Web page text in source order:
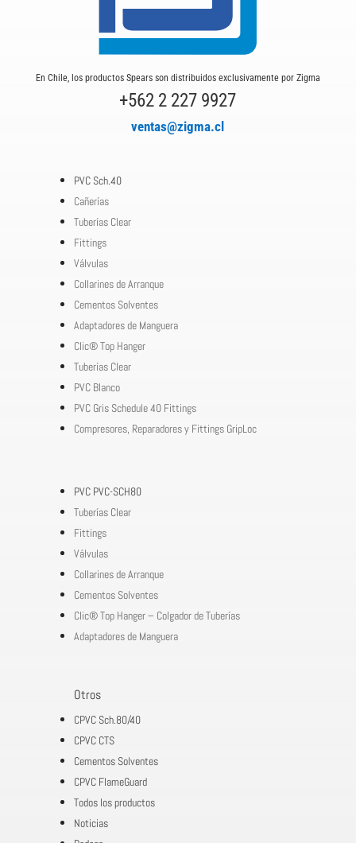
En Chile, los productos Spears son distribuidos exclusivamente por Zigma
+562 2 227 9927
ventas@zigma.cl
PVC Sch.40
Cañerías
Tuberías Clear
Fittings
Válvulas
Collarines de Arranque
Cementos Solventes
Adaptadores de Manguera
Clic® Top Hanger
Tuberías Clear
PVC Blanco
PVC Gris Schedule 40 Fittings
Compresores, Reparadores y Fittings GripLoc
PVC PVC-SCH80
Tuberías Clear
Fittings
Válvulas
Collarines de Arranque
Cementos Solventes
Clic® Top Hanger – Colgador de Tuberías
Adaptadores de Manguera
Otros
CPVC Sch.80/40
CPVC CTS
Cementos Solventes
CPVC FlameGuard
Todos los productos
Noticias